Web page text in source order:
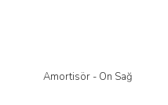
Amortisör - Ön Sağ